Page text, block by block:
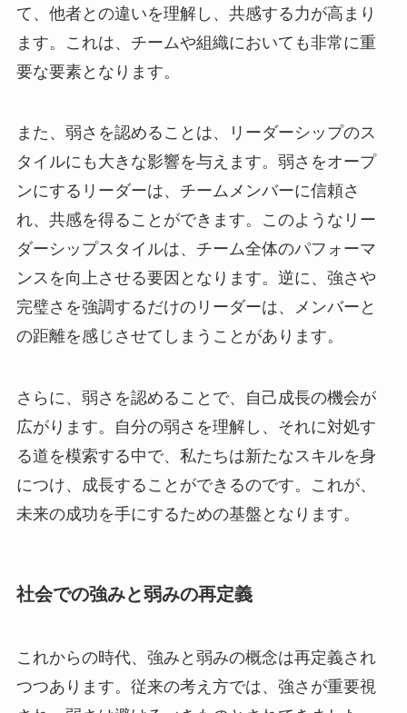
て、他者との違いを理解し、共感する力が高まり
ます。これは、チームや組織においても非常に重
要な要素となります。
また、弱さを認めることは、リーダーシップのス
タイルにも大きな影響を与えます。弱さをオープ
ンにするリーダーは、チームメンバーに信頼さ
れ、共感を得ることができます。このようなリー
ダーシップスタイルは、チーム全体のパフォーマ
ンスを向上させる要因となります。逆に、強さや
完璧さを強調するだけのリーダーは、メンバーと
の距離を感じさせてしまうことがあります。
さらに、弱さを認めることで、自己成長の機会が
広がります。自分の弱さを理解し、それに対処す
る道を模索する中で、私たちは新たなスキルを身
につけ、成長することができるのです。これが、
未来の成功を手にするための基盤となります。
社会での強みと弱みの再定義
これからの時代、強みと弱みの概念は再定義され
つつあります。従来の考え方では、強さが重要視